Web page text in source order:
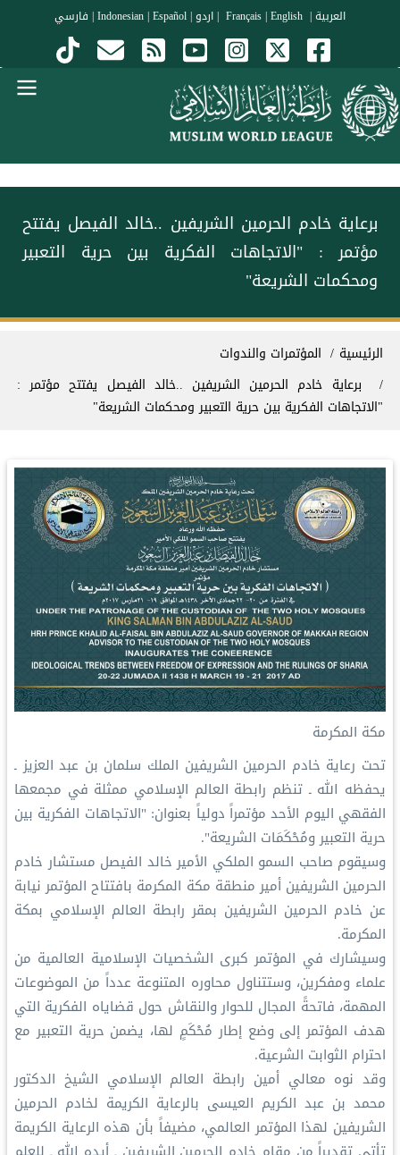
تجاوز إلى المحتوى الرئيسي
العربية|
|English
| اردو|
Indonesian |Español
| فارسي
برعاية خادم الحرمين الشريفين ..خالد الفيصل يفتتح
مؤتمر : "الاتجاهات الفكرية بين حرية التعبير
ومحكمات الشريعة"
مسار التنقل
الرئيسية
المؤتمرات والندوات
برعاية خادم الحرمين الشريفين ..خالد الفيصل يفتتح مؤتمر :
"الاتجاهات الفكرية بين حرية التعبير ومحكمات الشريعة"
مكة المكرمة
تحت رعاية خادم الحرمين الشريفين الملك سلمان بن عبد العزيز ـ
يحفظه الله ـ تنظم رابطة العالم الإسلامي ممثلة في مجمعها
الفقهي اليوم الأحد مؤتمراً دولياً بعنوان: "الاتجاهات الفكرية بين
حرية التعبير ومُحْكَمَات الشريعة".
وسيقوم صاحب السمو الملكي الأمير خالد الفيصل مستشار خادم
الحرمين الشريفين أمير منطقة مكة المكرمة بافتتاح المؤتمر نيابة
عن خادم الحرمين الشريفين بمقر رابطة العالم الإسلامي بمكة
المكرمة.
وسيشارك في المؤتمر كبرى الشخصيات الإسلامية العالمية من
علماء ومفكرين، وستتناول محاوره المتنوعة عدداً من الموضوعات
المهمة، فاتحةً المجال للحوار والنقاش حول قضاياه الفكرية التي
هدف المؤتمر إلى وضع إطار مُحْكَمٍ لها، يضمن حرية التعبير مع
احترام الثوابت الشرعية.
وقد نوه معالي أمين رابطة العالم الإسلامي الشيخ الدكتور
محمد بن عبد الكريم العيسى بالرعاية الكريمة لخادم الحرمين
الشريفين لهذا المؤتمر العالمي، مضيفاً بأن هذه الرعاية الكريمة